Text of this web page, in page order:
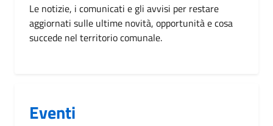
Le notizie, i comunicati e gli avvisi per restare
aggiornati sulle ultime novità, opportunità e cosa
succede nel territorio comunale.
Eventi